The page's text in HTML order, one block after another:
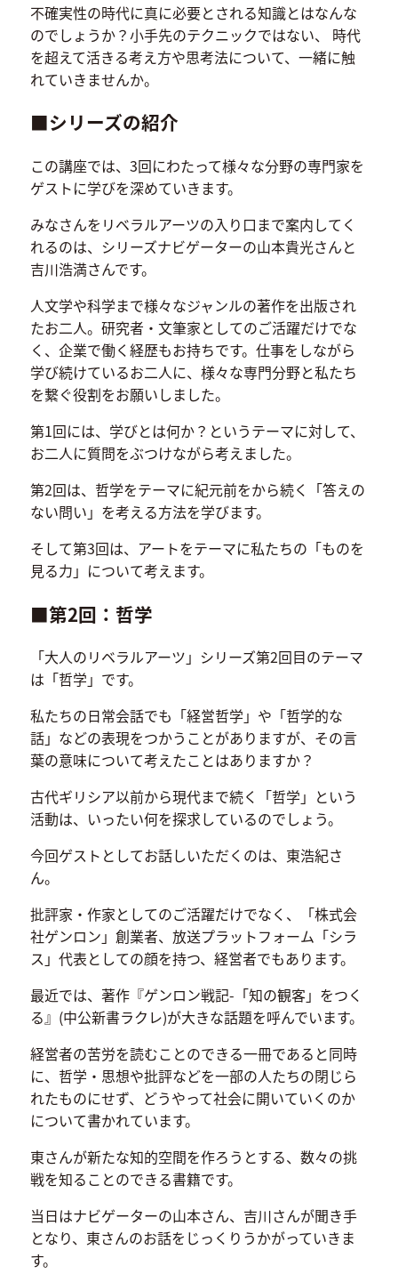
不確実性の時代に真に必要とされる知識とはなんな
のでしょうか？小手先のテクニックではない、 時代
を超えて活きる考え方や思考法について、一緒に触
れていきませんか。
■シリーズの紹介
この講座では、3回にわたって様々な分野の専門家を
ゲストに学びを深めていきます。
みなさんをリベラルアーツの入り口まで案内してく
れるのは、シリーズナビゲーターの山本貴光さんと
吉川浩満さんです。
人文学や科学まで様々なジャンルの著作を出版され
たお二人。研究者・文筆家としてのご活躍だけでな
く、企業で働く経歴もお持ちです。仕事をしながら
学び続けているお二人に、様々な専門分野と私たち
を繋ぐ役割をお願いしました。
第1回には、学びとは何か？というテーマに対して、
お二人に質問をぶつけながら考えました。
第2回は、哲学をテーマに紀元前をから続く「答えの
ない問い」を考える方法を学びます。
そして第3回は、アートをテーマに私たちの「ものを
見る力」について考えます。
■第2回：哲学
「大人のリベラルアーツ」シリーズ第2回目のテーマ
は「哲学」です。
私たちの日常会話でも「経営哲学」や「哲学的な
話」などの表現をつかうことがありますが、その言
葉の意味について考えたことはありますか？
古代ギリシア以前から現代まで続く「哲学」という
活動は、いったい何を探求しているのでしょう。
今回ゲストとしてお話しいただくのは、東浩紀さ
ん。
批評家・作家としてのご活躍だけでなく、「株式会
社ゲンロン」創業者、放送プラットフォーム「シラ
ス」代表としての顔を持つ、経営者でもあります。
最近では、著作『ゲンロン戦記-「知の観客」をつく
る』(中公新書ラクレ)が大きな話題を呼んでいます。
経営者の苦労を読むことのできる一冊であると同時
に、哲学・思想や批評などを一部の人たちの閉じら
れたものにせず、どうやって社会に開いていくのか
について書かれています。
東さんが新たな知的空間を作ろうとする、数々の挑
戦を知ることのできる書籍です。
当日はナビゲーターの山本さん、吉川さんが聞き手
となり、東さんのお話をじっくりうかがっていきま
す。